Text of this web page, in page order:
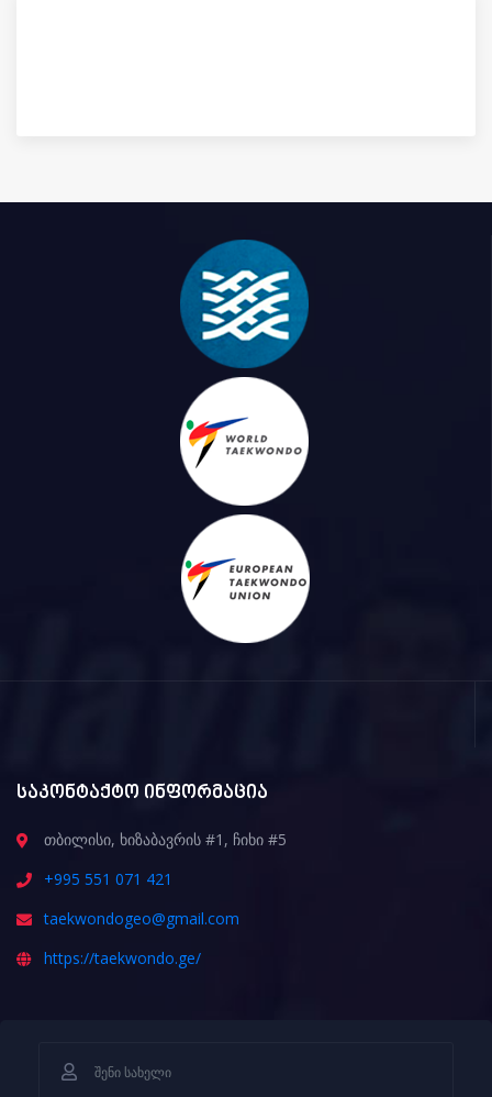
საკონტაქტო ინფორმაცია
თბილისი, ხიზაბავრის #1, ჩიხი #5
+995 551 071 421
taekwondogeo@gmail.com
https://taekwondo.ge/